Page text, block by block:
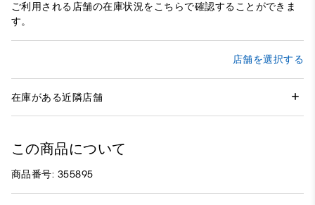
ご利用される店舗の在庫状況をこちらで確認することができま
す。
店舗を選択する
在庫がある近隣店舗
この商品について
商品番号: 355895